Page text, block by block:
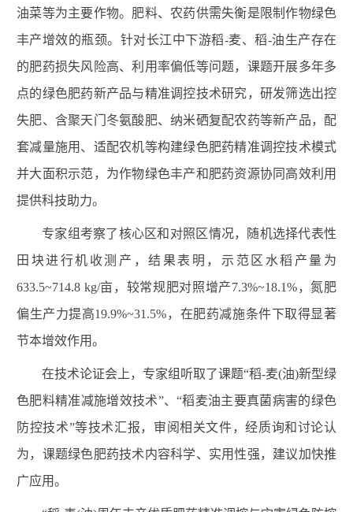
油菜等为主要作物。肥料、农药供需失衡是限制作物绿色
丰产增效的瓶颈。针对长江中下游稻-麦、稻-油生产存在
的肥药损失风险高、利用率偏低等问题，课题开展多年多
点的绿色肥药新产品与精准调控技术研究，研发筛选出控
失肥、含聚天门冬氨酸肥、纳米硒复配农药等新产品，配
套减量施用、适配农机等构建绿色肥药精准调控技术模式
并大面积示范，为作物绿色丰产和肥药资源协同高效利用
提供科技助力。
专家组考察了核心区和对照区情况，随机选择代表性
田块进行机收测产，结果表明，示范区水稻产量为
633.5~714.8 kg/亩，较常规肥对照增产7.3%~18.1%，氮肥
偏生产力提高19.9%~31.5%，在肥药减施条件下取得显著
节本增效作用。
在技术论证会上，专家组听取了课题“稻-麦(油)新型绿
色肥料精准减施增效技术”、“稻麦油主要真菌病害的绿色
防控技术”等技术汇报，审阅相关文件，经质询和讨论认
为，课题绿色肥药技术内容科学、实用性强，建议加快推
广应用。